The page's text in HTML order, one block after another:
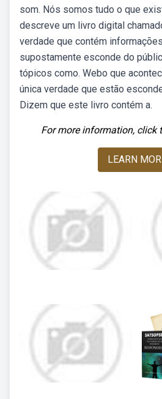
som. Nós somos tudo o que
descreve um livro digital
verdade que contém
supostamente esconde do
tópicos como. Webo que
única verdade que estão
Dizem que este livro contém a.
For more information, click
LEARN